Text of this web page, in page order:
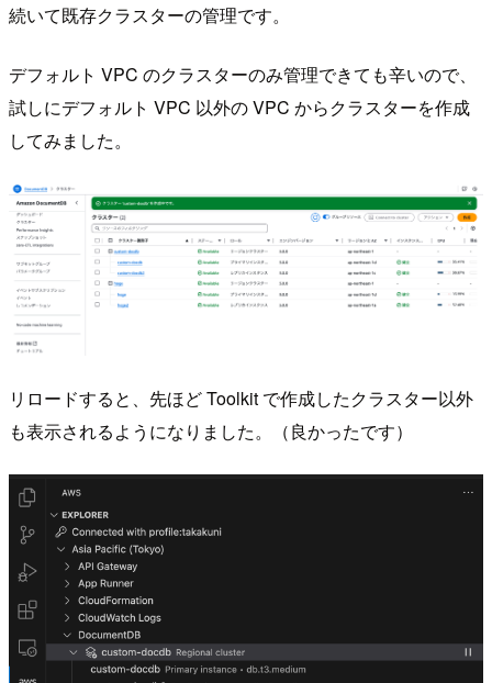
続いて既存クラスターの管理です。
デフォルト VPC のクラスターのみ管理できても辛いので、
試しにデフォルト VPC 以外の VPC からクラスターを作成
してみました。
リロードすると、先ほど Toolkit で作成したクラスター以外
も表示されるようになりました。（良かったです）